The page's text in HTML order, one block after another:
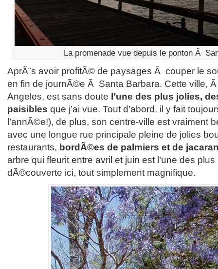
La promenade vue depuis le ponton Ã
AprÃ¨s avoir profitÃ© de paysages Ã couper le
en fin de journÃ©e Ã Santa Barbara. Cette ville,
Angeles, est sans doute l’une des plus jolies,
paisibles que j’ai vue. Tout d’abord, il y fait
l’annÃ©e!), de plus, son centre-ville est vraiment
avec une longue rue principale pleine de jolies
restaurants, bordÃ©es de palmiers et de
arbre qui fleurit entre avril et juin est l’une des
dÃ©couverte ici, tout simplement magnifique.